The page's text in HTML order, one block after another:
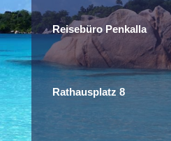
Reisebüro Penkalla
Rathausplatz 8